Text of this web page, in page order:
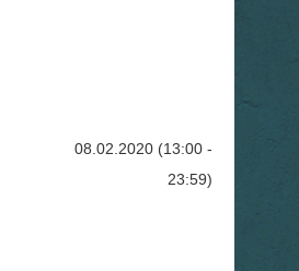
08.02.2020 (13:00 -
23:59)